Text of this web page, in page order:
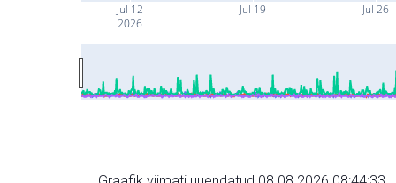
Jul 12
2026
Jul 19 Jul 26